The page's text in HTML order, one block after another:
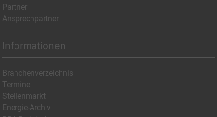
Partner
Ansprechpartner
Informationen
Branchenverzeichnis
Termine
Stellenmarkt
Energie-Archiv